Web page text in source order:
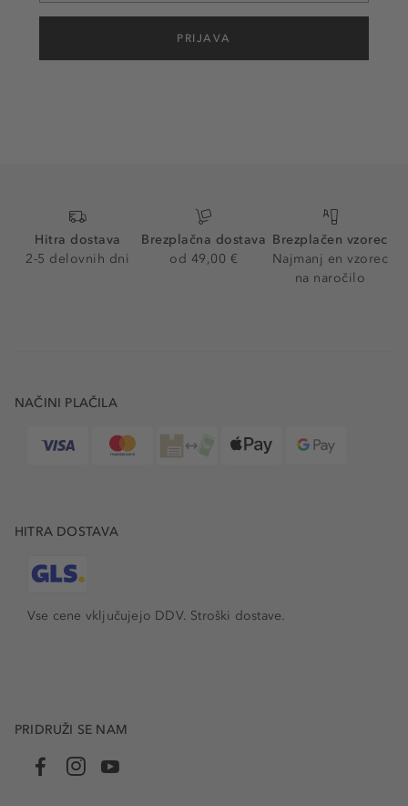
PRIJAVA
Hitra dostava
2-5 delovnih dni
Brezplačna dostava
od 49,00 €
Brezplačen vzorec
Najmanj en vzorec
na naročilo
NAČINI PLAČILA
HITRA DOSTAVA
Vse cene vključujejo DDV. Stroški dostave.
PRIDRUŽI SE NAM